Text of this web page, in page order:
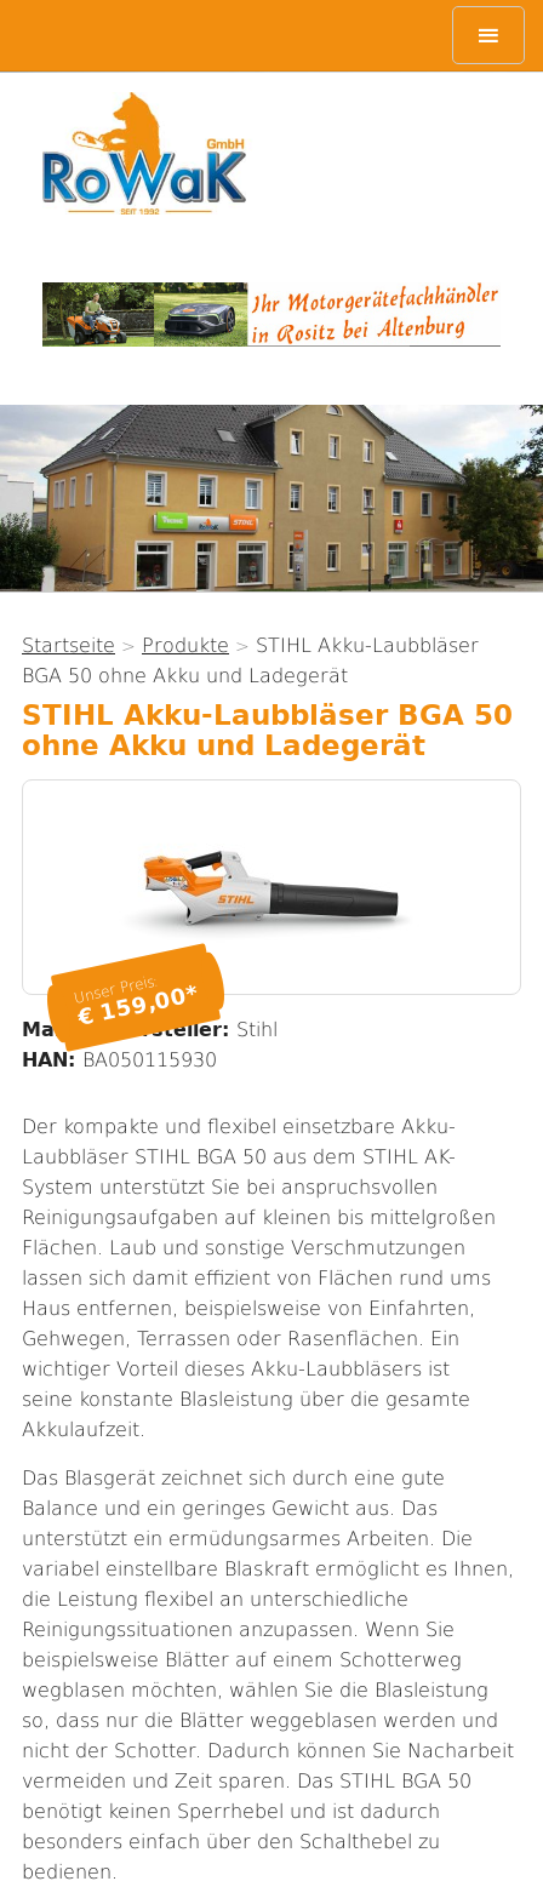
Sie
hier
Startseite > Produkte > STIHL Akku-Laubbläser
BGA 50 ohne Akku und Ladegerät
STIHL Akku-Laubbläser BGA 50
ohne Akku und Ladegerät
Unser Preis:
€ 159,00*
Marke / Hersteller: Stihl
HAN: BA050115930
Der kompakte und flexibel einsetzbare Akku-
Laubbläser STIHL BGA 50 aus dem STIHL AK-
System unterstützt Sie bei anspruchsvollen
Reinigungsaufgaben auf kleinen bis mittelgroßen
Flächen. Laub und sonstige Verschmutzungen
lassen sich damit effizient von Flächen rund ums
Haus entfernen, beispielsweise von Einfahrten,
Gehwegen, Terrassen oder Rasenflächen. Ein
wichtiger Vorteil dieses Akku-Laubbläsers ist
seine konstante Blasleistung über die gesamte
Akkulaufzeit.
Das Blasgerät zeichnet sich durch eine gute
Balance und ein geringes Gewicht aus. Das
unterstützt ein ermüdungsarmes Arbeiten. Die
variabel einstellbare Blaskraft ermöglicht es Ihnen,
die Leistung flexibel an unterschiedliche
Reinigungssituationen anzupassen. Wenn Sie
beispielsweise Blätter auf einem Schotterweg
wegblasen möchten, wählen Sie die Blasleistung
so, dass nur die Blätter weggeblasen werden und
nicht der Schotter. Dadurch können Sie Nacharbeit
vermeiden und Zeit sparen. Das STIHL BGA 50
benötigt keinen Sperrhebel und ist dadurch
besonders einfach über den Schalthebel zu
bedienen.